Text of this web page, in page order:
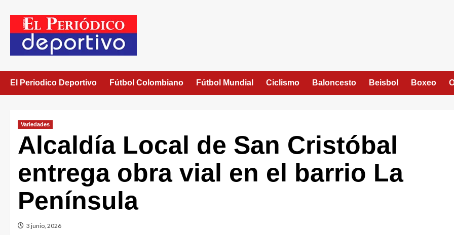
El Periodico Deportivo Fútbol Colombiano Fútbol Mundial Ciclismo Baloncesto Beisbol Boxeo
Variedades
Alcaldía Local de San Cristóbal
entrega obra vial en el barrio La
Península
3 junio, 2026